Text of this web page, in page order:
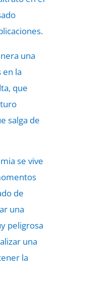
una
la
que
salga de
se vive
de
una
peligrosa
una
la